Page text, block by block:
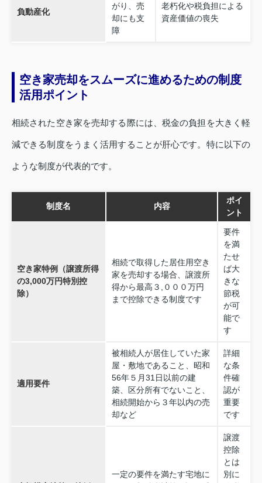
負動産化
がり、売
却にも支
障
老朽化や税負担による
資産価値の喪失
空き家売却をスムーズに進めるための制度
活用ポイント
相続された空き家を売却する際には、税金の負担を大きく軽
減できる制度をうまく活用することが肝心です。特に以下の
ような制度が代表的です。
制度名 内容
ポイ
ント
空き家特例（譲渡所得
の3,000万円特別控
除）
相続で取得した居住用空き
家を売却する場合、譲渡所
得から最高３,０００万円
まで控除できる制度です
要件
を満
たせ
ば大
きな
節税
が可
能で
す
適用要件
被相続人が居住していた家
屋・敷地であること、昭和
56年５月31日以前の建
築、区分所有でないこと、
相続開始から３年以内の売
却など
詳細
な条
件確
認が
重要
です
一定の要件を満たす宅地に
譲渡
控除
とは
別に